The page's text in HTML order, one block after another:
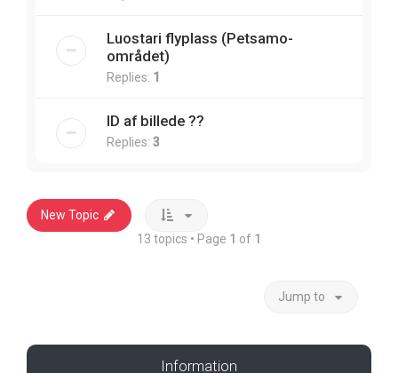
Luostari flyplass (Petsamo-
området)
Replies: 1
ID af billede ??
Replies: 3
New Topic
13 topics • Page 1 of 1
Jump to
Information